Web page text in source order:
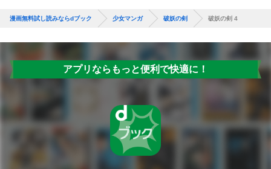
漫画無料試し読みならdブック 少女マンガ 破妖の剣 破妖の剣 4
アプリならもっと便利で快適に！